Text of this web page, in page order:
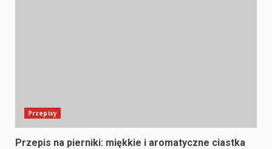
Przepisy
Przepis na pierniki: miękkie i aromatyczne ciastka